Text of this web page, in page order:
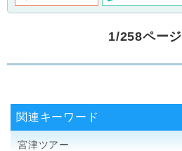
1/258ページ
関連キーワード
宮津ツアー